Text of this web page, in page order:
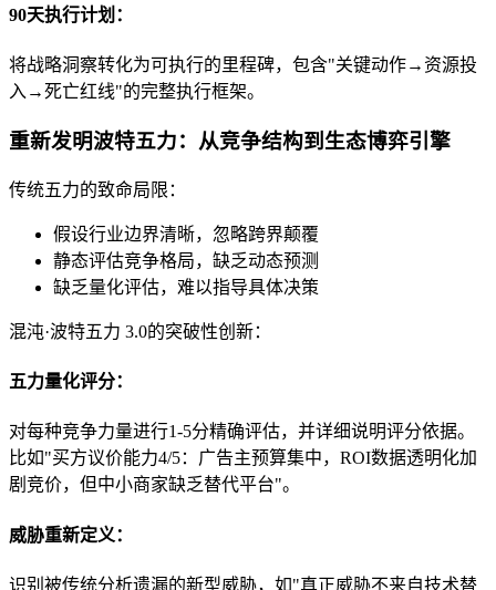
90天执行计划：
将战略洞察转化为可执行的里程碑，包含"关键动作→资源投
入→死亡红线"的完整执行框架。
重新发明波特五力：从竞争结构到生态博弈引擎
传统五力的致命局限：
假设行业边界清晰，忽略跨界颠覆
静态评估竞争格局，缺乏动态预测
缺乏量化评估，难以指导具体决策
混沌·波特五力 3.0的突破性创新：
五力量化评分：
对每种竞争力量进行1-5分精确评估，并详细说明评分依据。
比如"买方议价能力4/5：广告主预算集中，ROI数据透明化加
剧竞价，但中小商家缺乏替代平台"。
威胁重新定义：
识别被传统分析遗漏的新型威胁，如"真正威胁不来自技术替